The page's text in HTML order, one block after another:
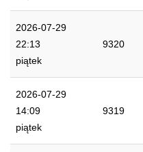
2026-07-29
22:13
piątek
9320
2026-07-29
14:09
piątek
9319